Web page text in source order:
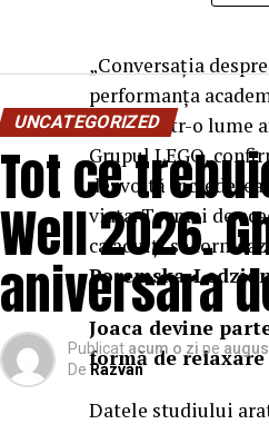
„Conversația
performanța
nevoie într-o lume
Grupul LEGO,
dezvoltă
viața. Tocmai de
ca adulți se
Poremska-
Joaca devine
formă de relaxare
Datele studiului
UNCATEGORIZED
Tot ce
Well 2026.
aniversara
Publicat acum o zi pe
De Razvan